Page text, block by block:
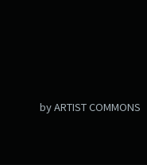
by ARTIST COMMONS